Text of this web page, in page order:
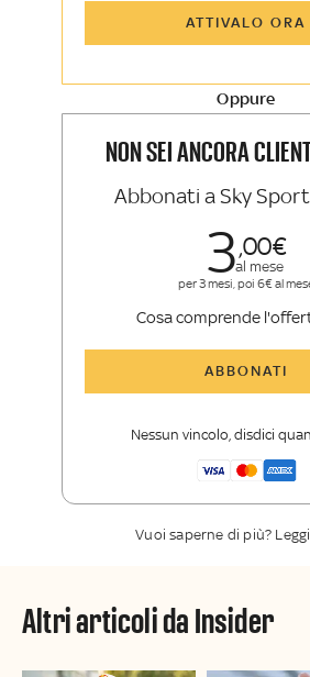
Sky TG24 Insider
Sport e Sky TG24
La newsletter esclusiva di
ATTIVALO ORA
Oppure
NON SEI ANCORA
Abbonati a Sky
300
al mese
per 3 mesi, poi 6€ al
Cosa comprende
Sport
La newsletter esclusiva di
ABBONATI
Nessun vincolo, disdici
Vuoi saperne di più?
Altri articoli da Insider